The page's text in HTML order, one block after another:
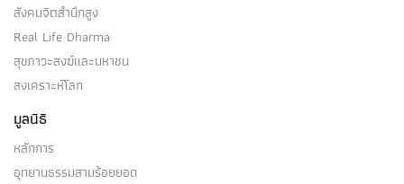
สังคมจิตสำนึกสูง
Real Life Dharma
สุขภาวะสงฆ์และมหาชน
สงเคราะห์โลก
มูลนิธิ
หลักการ
อุทยานธรรมสามร้อยยอด